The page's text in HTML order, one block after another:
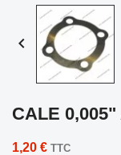

CALE 0,005"
1,20 € TTC